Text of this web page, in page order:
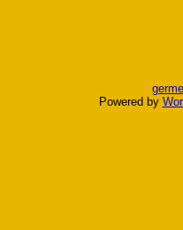
Powered by